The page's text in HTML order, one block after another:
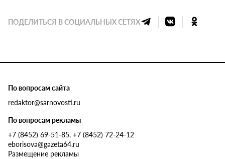
ПОДЕЛИТЬСЯ В СОЦИАЛЬНЫХ СЕТЯХ
По вопросам сайта
redaktor@sarnovosti.ru
По вопросам рекламы
+7 (8452) 69-51-85, +7 (8452) 72-24-12
eborisova@gazeta64.ru
Размещение рекламы